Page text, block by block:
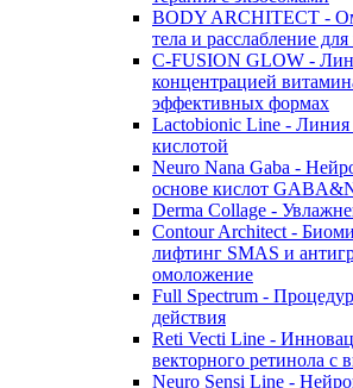
BODY ARCHITECT -
тела и расслабление
C-FUSION GLOW -
концентрацией
эффективных формах
Lactobionic Line - Линия
кислотой
Neuro Nana Gaba -
основе кислот
Derma Collage -
Contour Architect -
лифтинг SMAS и
омоложение
Full Spectrum -
действия
Reti Vecti Line -
векторного ретинола
Neuro Sensi Line -